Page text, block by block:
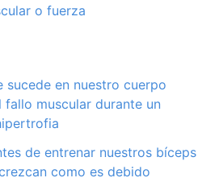
o fuerza
sucede en nuestro cuerpo
muscular durante un
de entrenar nuestros bíceps
como es debido